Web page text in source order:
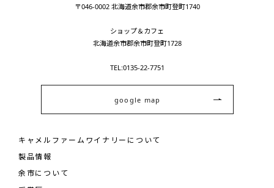
〒046-0002 北海道余市郡余市町登町1740
ショップ＆カフェ
北海道余市郡余市町登町1728
TEL:0135-22-7751
google map
キャメルファームワイナリーについて
製品情報
余市について